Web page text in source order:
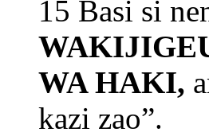
15 Basi si
WA HAKI,
kazi zao”.